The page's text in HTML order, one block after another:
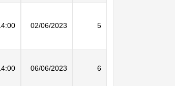
5
02/06/2023
6
06/06/2023